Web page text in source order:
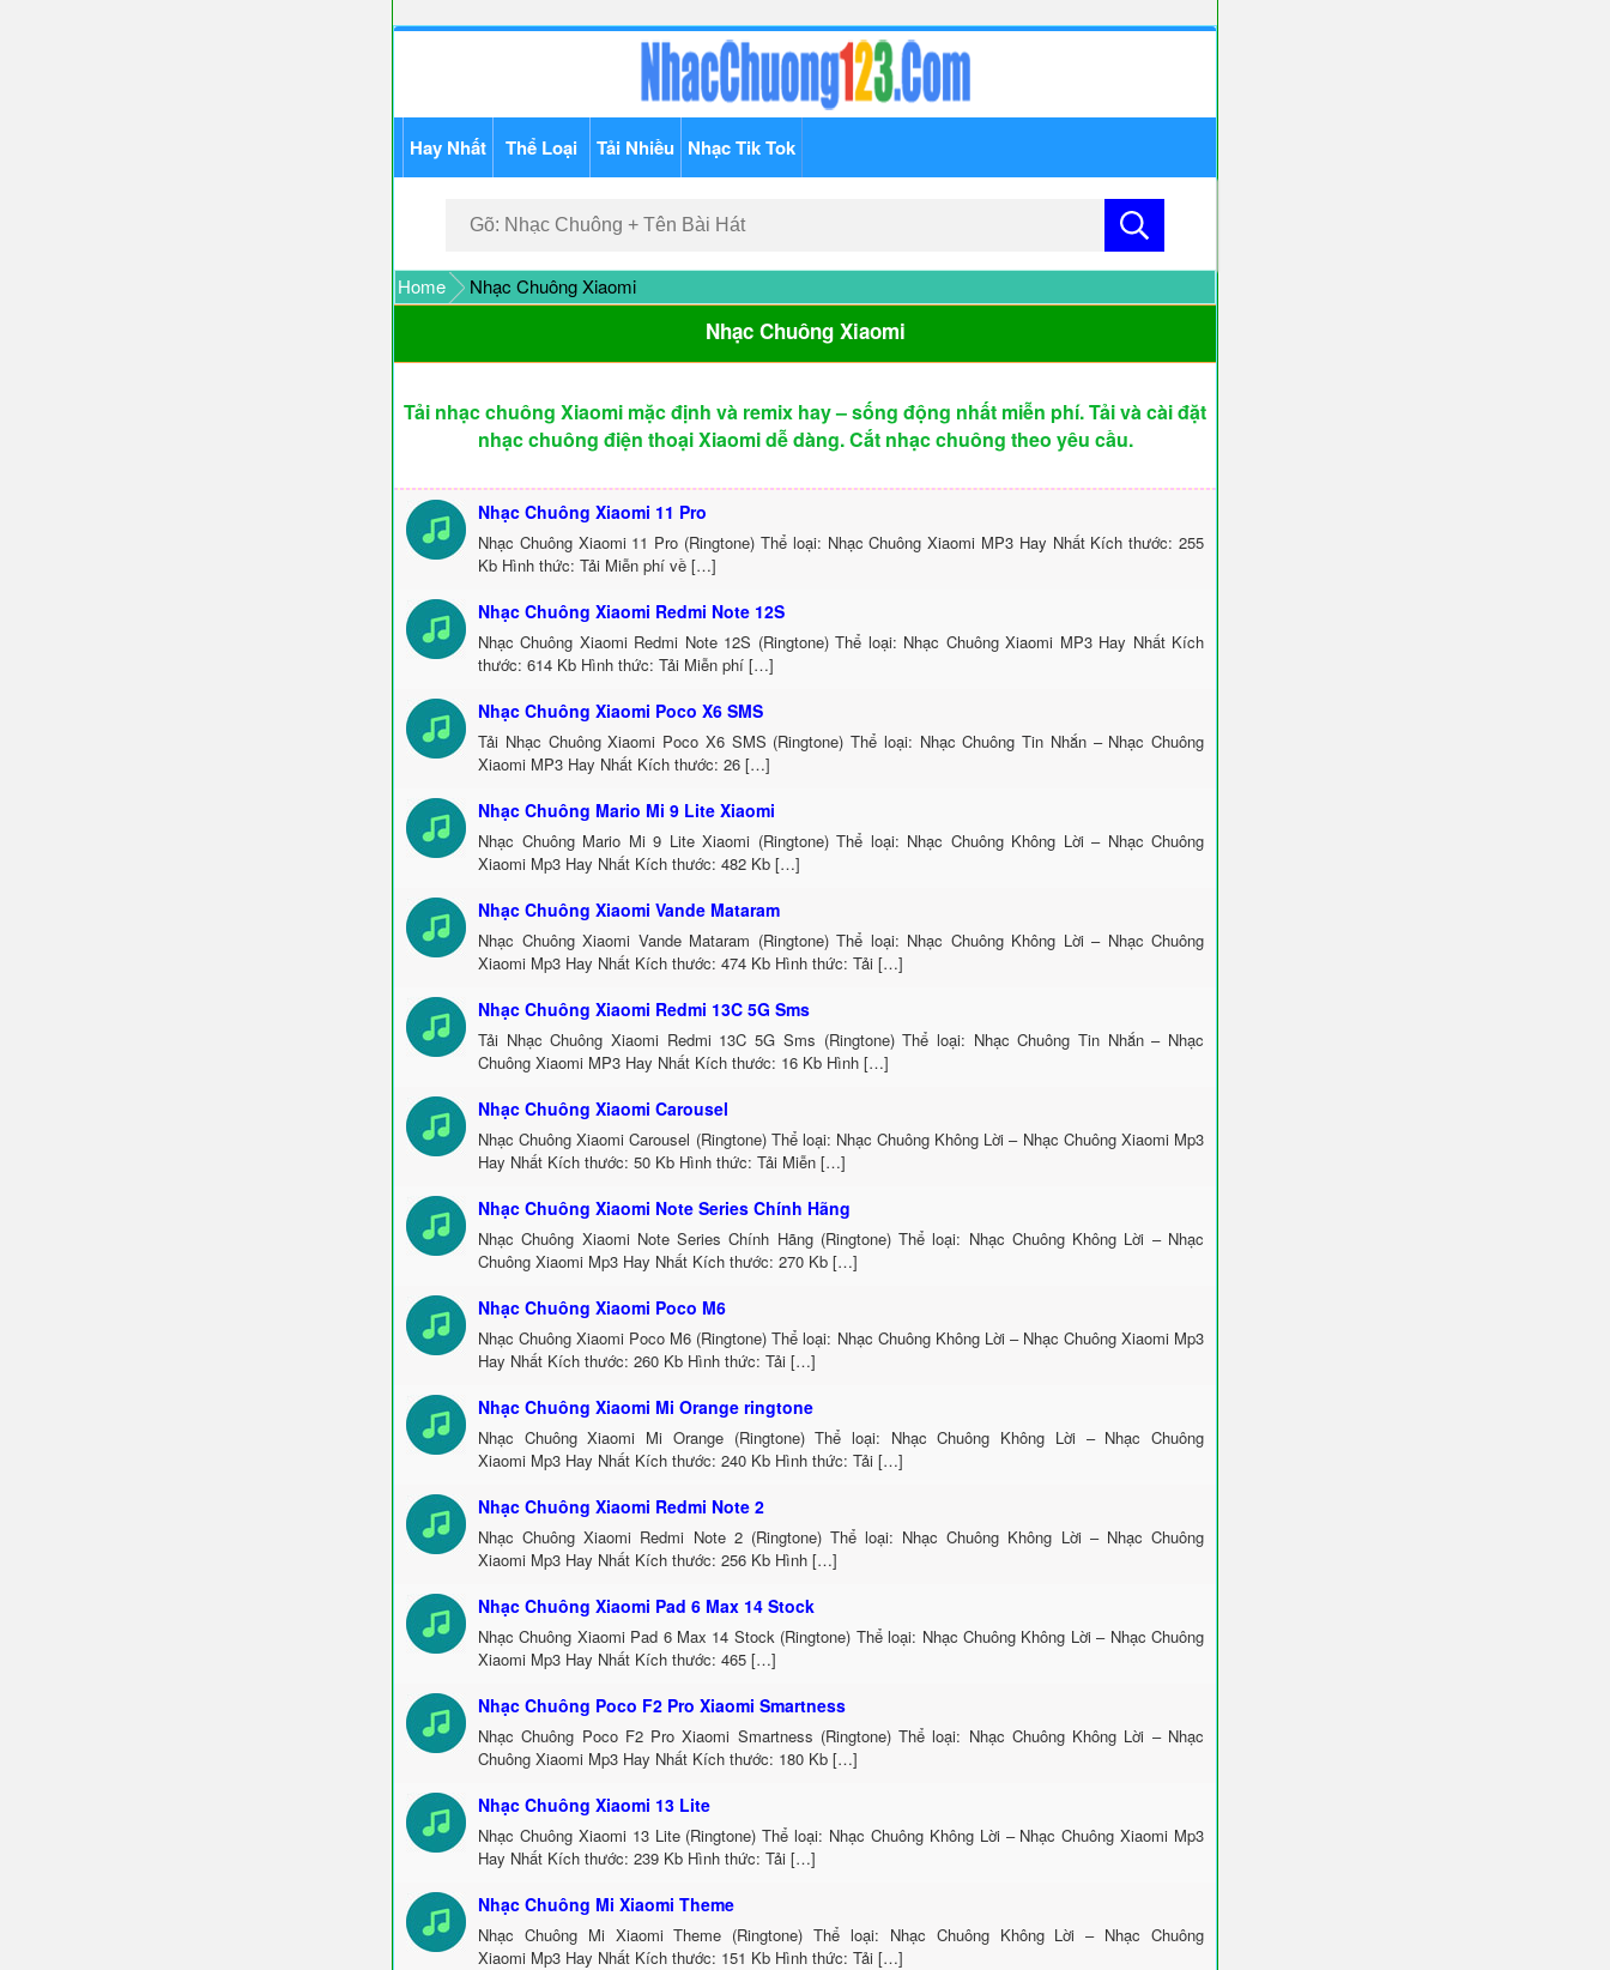
Hay Nhất Thể Loại Tải Nhiều Nhạc Tik Tok
Home Nhạc Chuông Xiaomi
Nhạc Chuông Xiaomi
Tải nhạc chuông Xiaomi mặc định và remix hay – sống động nhất miễn phí. Tải và cài đặt
nhạc chuông điện thoại Xiaomi dễ dàng. Cắt nhạc chuông theo yêu cầu.
Nhạc Chuông Xiaomi 11 Pro
Nhạc Chuông Xiaomi 11 Pro (Ringtone) Thể loại: Nhạc Chuông Xiaomi MP3 Hay Nhất Kích thước: 255
Kb Hình thức: Tải Miễn phí về […]
Nhạc Chuông Xiaomi Redmi Note 12S
Nhạc Chuông Xiaomi Redmi Note 12S (Ringtone) Thể loại: Nhạc Chuông Xiaomi MP3 Hay Nhất Kích
thước: 614 Kb Hình thức: Tải Miễn phí […]
Nhạc Chuông Xiaomi Poco X6 SMS
Tải Nhạc Chuông Xiaomi Poco X6 SMS (Ringtone) Thể loại: Nhạc Chuông Tin Nhắn – Nhạc Chuông
Xiaomi MP3 Hay Nhất Kích thước: 26 […]
Nhạc Chuông Mario Mi 9 Lite Xiaomi
Nhạc Chuông Mario Mi 9 Lite Xiaomi (Ringtone) Thể loại: Nhạc Chuông Không Lời – Nhạc Chuông
Xiaomi Mp3 Hay Nhất Kích thước: 482 Kb […]
Nhạc Chuông Xiaomi Vande Mataram
Nhạc Chuông Xiaomi Vande Mataram (Ringtone) Thể loại: Nhạc Chuông Không Lời – Nhạc Chuông
Xiaomi Mp3 Hay Nhất Kích thước: 474 Kb Hình thức: Tải […]
Nhạc Chuông Xiaomi Redmi 13C 5G Sms
Tải Nhạc Chuông Xiaomi Redmi 13C 5G Sms (Ringtone) Thể loại: Nhạc Chuông Tin Nhắn – Nhạc
Chuông Xiaomi MP3 Hay Nhất Kích thước: 16 Kb Hình […]
Nhạc Chuông Xiaomi Carousel
Nhạc Chuông Xiaomi Carousel (Ringtone) Thể loại: Nhạc Chuông Không Lời – Nhạc Chuông Xiaomi Mp3
Hay Nhất Kích thước: 50 Kb Hình thức: Tải Miễn […]
Nhạc Chuông Xiaomi Note Series Chính Hãng
Nhạc Chuông Xiaomi Note Series Chính Hãng (Ringtone) Thể loại: Nhạc Chuông Không Lời – Nhạc
Chuông Xiaomi Mp3 Hay Nhất Kích thước: 270 Kb […]
Nhạc Chuông Xiaomi Poco M6
Nhạc Chuông Xiaomi Poco M6 (Ringtone) Thể loại: Nhạc Chuông Không Lời – Nhạc Chuông Xiaomi Mp3
Hay Nhất Kích thước: 260 Kb Hình thức: Tải […]
Nhạc Chuông Xiaomi Mi Orange ringtone
Nhạc Chuông Xiaomi Mi Orange (Ringtone) Thể loại: Nhạc Chuông Không Lời – Nhạc Chuông
Xiaomi Mp3 Hay Nhất Kích thước: 240 Kb Hình thức: Tải […]
Nhạc Chuông Xiaomi Redmi Note 2
Nhạc Chuông Xiaomi Redmi Note 2 (Ringtone) Thể loại: Nhạc Chuông Không Lời – Nhạc Chuông
Xiaomi Mp3 Hay Nhất Kích thước: 256 Kb Hình […]
Nhạc Chuông Xiaomi Pad 6 Max 14 Stock
Nhạc Chuông Xiaomi Pad 6 Max 14 Stock (Ringtone) Thể loại: Nhạc Chuông Không Lời – Nhạc Chuông
Xiaomi Mp3 Hay Nhất Kích thước: 465 […]
Nhạc Chuông Poco F2 Pro Xiaomi Smartness
Nhạc Chuông Poco F2 Pro Xiaomi Smartness (Ringtone) Thể loại: Nhạc Chuông Không Lời – Nhạc
Chuông Xiaomi Mp3 Hay Nhất Kích thước: 180 Kb […]
Nhạc Chuông Xiaomi 13 Lite
Nhạc Chuông Xiaomi 13 Lite (Ringtone) Thể loại: Nhạc Chuông Không Lời – Nhạc Chuông Xiaomi Mp3
Hay Nhất Kích thước: 239 Kb Hình thức: Tải […]
Nhạc Chuông Mi Xiaomi Theme
Nhạc Chuông Mi Xiaomi Theme (Ringtone) Thể loại: Nhạc Chuông Không Lời – Nhạc Chuông
Xiaomi Mp3 Hay Nhất Kích thước: 151 Kb Hình thức: Tải […]